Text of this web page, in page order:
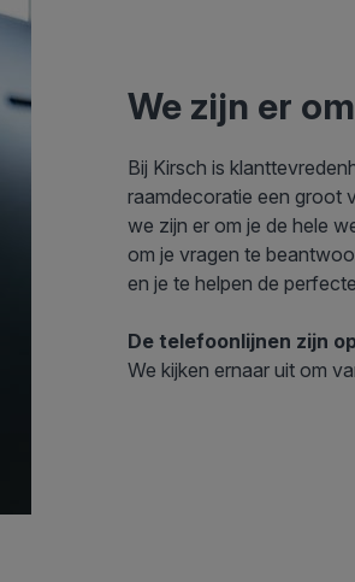
We zijn er
Bij Kirsch is
raamdecoratie een groot
we zijn er om je de hele
om je vragen te
en je te helpen de
De telefoonlijnen zijn
We kijken ernaar uit om